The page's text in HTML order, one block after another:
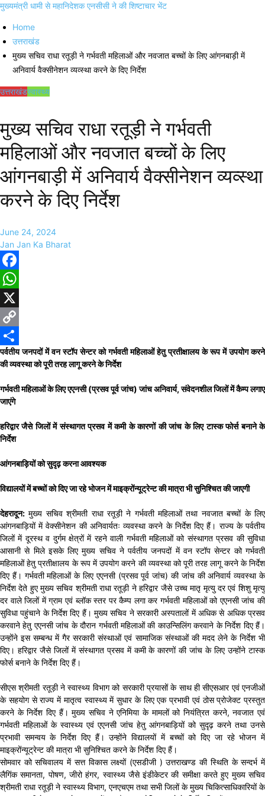
मुख्यमंत्री धामी से महानिदेशक एनसीसी ने की शिष्टाचार भेंट
Home
उत्तराखंड
मुख्य सचिव राधा रतूड़ी ने गर्भवती महिलाओं और नवजात बच्चों के लिए आंगनबाड़ी में
अनिवार्य वैक्सीनेशन व्यव्स्था करने के दिए निर्देश
उत्तराखंडस्वास्थ्य
मुख्य सचिव राधा रतूड़ी ने गर्भवती
महिलाओं और नवजात बच्चों के लिए
आंगनबाड़ी में अनिवार्य वैक्सीनेशन व्यव्स्था
करने के दिए निर्देश
June 24, 2024
Jan Jan Ka Bharat
Facebook
WhatsApp
X
Copy
Link
Share
पर्वतीय जनपदों में वन स्टॉप सेन्टर को गर्भवती महिलाओं हेतु प्रतीक्षालय के रूप में उपयोग करने
की व्यवस्था को पूरी तरह लागू करने के निर्देश
गर्भवती महिलाओं के लिए एएनसी (प्रसव पूर्व जांच) जांच अनिवार्य, संवेदनशील जिलों में कैम्प लगाए
जाएंगे
हरिद्वार जैसे जिलों में संस्थागत प्रसव में कमी के कारणों की जांच के लिए टास्क फोर्स बनाने के
निर्देश
आंगनबाड़ियों को सुदृढ़ करना आवश्यक
विद्यालयों में बच्चों को दिए जा रहे भोजन में माइक्रोंन्यूट्रेन्ट की मात्रा भी सुनिश्चित की जाएगी
देहरादून: मुख्य सचिव श्रीमती राधा रतूड़ी ने गर्भवती महिलाओं तथा नवजात बच्चों के लिए
आंगनबाड़ियों में वेक्सीनेशन की अनिवार्यतः व्यवस्था करने के निर्देश दिए हैं। राज्य के पर्वतीय
जिलों में दूरस्थ व दुर्गम क्षेत्रों में रहने वाली गर्भवती महिलाओं को संस्थागत प्रसव की सुविधा
आसानी से मिले इसके लिए मुख्य सचिव ने पर्वतीय जनपदों में वन स्टॉप सेन्टर को गर्भवती
महिलाओं हेतु प्रतीक्षालय के रूप में उपयोग करने की व्यवस्था को पूरी तरह लागू करने के निर्देश
दिए हैं। गर्भवती महिलाओं के लिए एएनसी (प्रसव पूर्व जांच) की जांच की अनिवार्य व्यवस्था के
निर्देश देते हुए मुख्य सचिव श्रीमती राधा रतूड़ी ने हरिद्वार जैसे उच्च मातृ मृत्यु दर एवं शिशु मृत्यु
दर वाले जिलों में ग्राम एवं ब्लॉक स्तर पर कैम्प लगा कर गर्भवती महिलाओं को एएनसी जांच की
सुविधा पहुंचाने के निर्देश दिए हैं। मुख्य सचिव ने सरकारी अस्पतालों में अधिक से अधिक प्रसव
करवाने हेतु एएनसी जांच के दौरान गर्भवती महिलाओं की काउन्सिलिंग करवाने के निर्देश दिए हैं।
उन्होंने इस सम्बन्ध में गैर सरकारी संस्थाओं एवं सामाजिक संस्थाओं की मदद लेने के निर्देश भी
दिए। हरिद्वार जैसे जिलों में संस्थागत प्रसव में कमी के कारणों की जांच के लिए उन्होंने टास्क
फोर्स बनाने के निर्देश दिए हैं।
सीएस श्रीमती रतूड़ी ने स्वास्थ्य विभाग को सरकारी प्रयासों के साथ ही सीएसआर एवं एनजीओं
के सहयोग से राज्य में मातृत्व स्वास्थ्य में सुधार के लिए एक प्रभावी एवं ठोस प्रोजेक्ट प्रस्तुत
करने के निर्देश दिए हैं। मुख्य सचिव ने एनिमिया के मामलों को नियंत्रित करने, नवजात एवं
गर्भवती महिलाओं के स्वास्थ्य एवं एएनसी जांच हेतु आंगनबाड़ियों को सुदृढ़ करने तथा उनसे
प्रभावी समन्वय के निर्देश दिए हैं। उन्होंने विद्यालयों में बच्चों को दिए जा रहे भोजन में
माइक्रोंन्यूट्रेन्ट की मात्रा भी सुनिश्चित करने के निर्देश दिए हैं।
सोमवार को सचिवालय में सत्त विकास लक्ष्यों (एसडीजी ) उत्तराखण्ड की स्थिति के सन्दर्भ में
लैगिंक समानता, पोषण, जीरो हंगर, स्वास्थ्य जैसे इंडीकेटर की समीक्षा करते हुए मुख्य सचिव
श्रीमती राधा रतूड़ी ने स्वास्थ्य विभाग, एनएचएम तथा सभी जिलों के मुख्य चिकित्साधिकारियों के